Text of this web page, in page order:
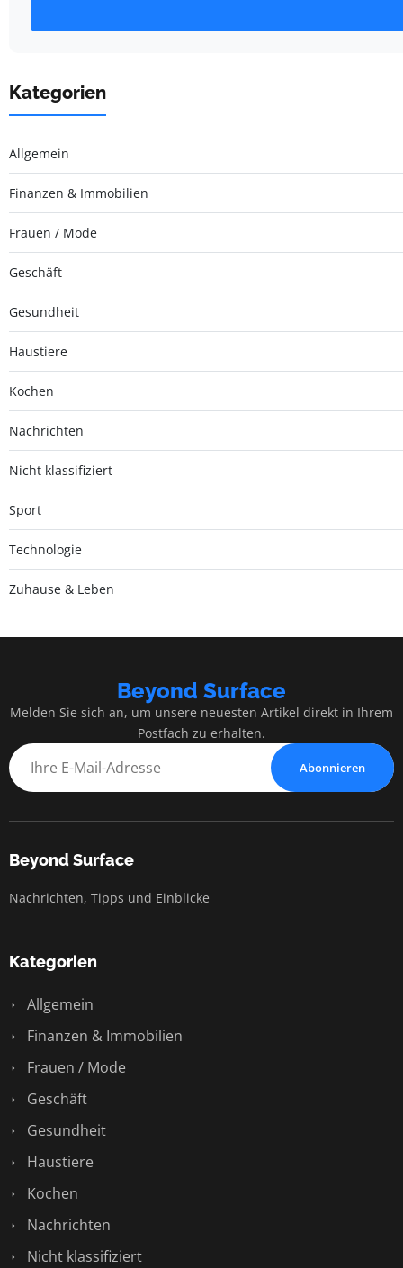
Kategorien
Allgemein
Finanzen & Immobilien
Frauen / Mode
Geschäft
Gesundheit
Haustiere
Kochen
Nachrichten
Nicht klassifiziert
Sport
Technologie
Zuhause & Leben
Beyond Surface
Melden Sie sich an, um unsere neuesten Artikel direkt in Ihrem
Postfach zu erhalten.
Abonnieren
Beyond Surface
Nachrichten, Tipps und Einblicke
Kategorien
Allgemein
Finanzen & Immobilien
Frauen / Mode
Geschäft
Gesundheit
Haustiere
Kochen
Nachrichten
Nicht klassifiziert